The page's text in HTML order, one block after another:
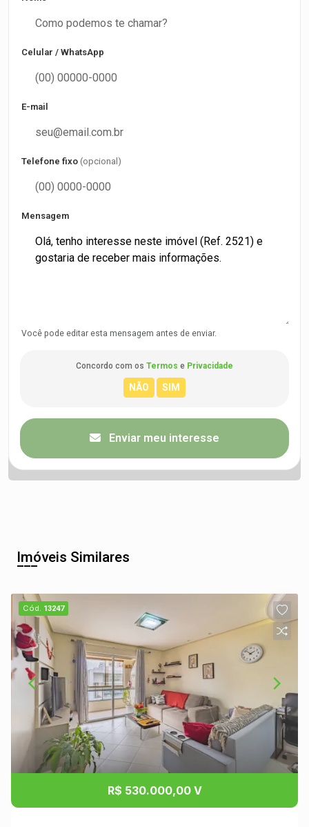
Celular / WhatsApp
E-mail
Telefone fixo (opcional)
Mensagem
Você pode editar esta mensagem antes de enviar.
Concordo com os Termos e Privacidade
Enviar meu interesse
Imóveis Similares
Cód. 13247
R$ 530.000,00 V